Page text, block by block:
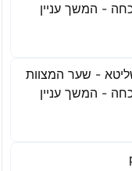
- המשך עניין
- שער המצוות
- המשך עניין